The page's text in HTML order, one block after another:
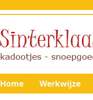
Home Werkwijze